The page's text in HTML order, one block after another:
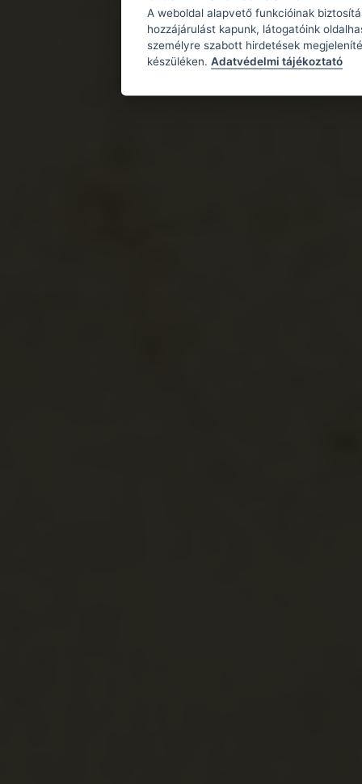
A weboldal alapvető funkcióinak
hozzájárulást kapunk, látogatóink
személyre szabott hirdetések
készüléken. Adatvédelmi tájékoztató